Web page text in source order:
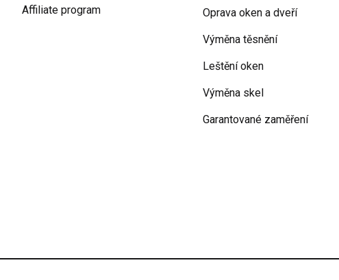
Affiliate program Oprava oken a dveří
Výměna těsnění
Leštění oken
Výměna skel
Garantované zaměření